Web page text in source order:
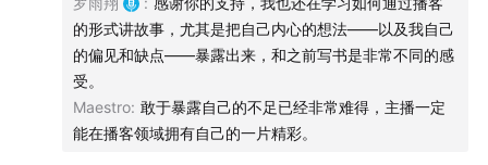
把项目会开到“家”里
The Taste of the Community
Part 3 困扰我的三个问题
的形式讲故事，尤其是把自己内心的想法——以及我自己
的偏见和缺点——暴露出来，和之前写书是非常不同的感
受。
Maestro: 敢于暴露自己的不足已经非常难得，主播一定
能在播客领域拥有自己的一片精彩。